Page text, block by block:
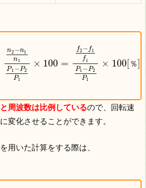
n2−n1
n1
P1−P2
P1
× 100 =
f2− f1
f1
P1−P2
P1
× 100[ ％]
周波数は比例しているので、回転速
変化させることができます。
用いた計算をする際は、